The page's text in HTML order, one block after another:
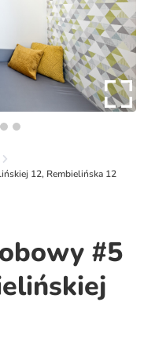
12, Rembielińska 12
#5